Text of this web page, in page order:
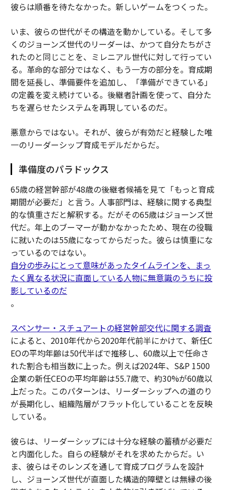
彼らは順番を待たなかった。新しいゲームをつくった。
いま、彼らの世代がその構造を動かしている。そして多
くのジョーンズ世代のリーダーは、かつて自分たちがさ
れたのと同じことを、ミレニアル世代に対して行ってい
る。革命的な部分ではなく、もう一方の部分を。育成期
間を延長し、準備要件を追加し、「準備ができている」
の定義を変え続けている。後継者計画を使って、自分た
ちを遅らせたシステムを再現しているのだ。
悪意からではない。それが、彼らが有効だと経験した唯
一のリーダーシップ育成モデルだからだ。
準備度のパラドックス
65歳の経営幹部が48歳の後継者候補を見て「もっと育成
期間が必要だ」と言う。人事部門は、経験に関する典型
的な慎重さだと解釈する。だがその65歳はジョーンズ世
代だ。年上のブーマーが動かなかったため、現在の役職
に就いたのは55歳になってからだった。彼らは慎重にな
っているのではない。
自分の歩みにとって意味があったタイムラインを、まっ
たく異なる状況に直面している人物に無意識のうちに投
影しているのだ
。
スペンサー・スチュアートの経営幹部交代に関する調査
によると、2010年代から2020年代前半にかけて、新任C
EOの平均年齢は50代半ばで推移し、60歳以上で任命さ
れた割合も相当数に上った。例えば2024年、S&P 1500
企業の新任CEOの平均年齢は55.7歳で、約30%が60歳以
上だった。このパターンは、リーダーシップへの道のり
が長期化し、組織階層がフラット化していることを反映
している。
彼らは、リーダーシップには十分な経験の蓄積が必要だ
と内面化した。自らの経験がそれを求めたからだ。い
ま、彼らはそのレンズを通して育成プログラムを設計
し、ジョーンズ世代が直面した構造的障壁とは無縁の後